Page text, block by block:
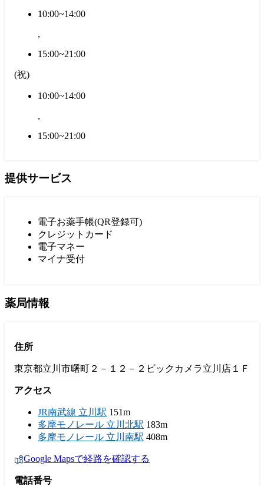
10:00~14:00
,
15:00~21:00
(祝)
10:00~14:00
,
15:00~21:00
提供サービス
電子お薬手帳(QR登録可)
クレジットカード
電子マネー
マイナ受付
薬局情報
住所
東京都立川市曙町２－１２－２ビックカメラ立川店１Ｆ
アクセス
JR南武線 立川駅 151m
多摩モノレール 立川北駅 183m
多摩モノレール 立川南駅 408m
Google Mapsで経路を確認する
電話番号